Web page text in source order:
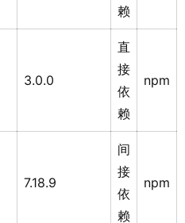
赖
3.0.0
直
接
依
赖
npm
7.18.9
间
接
依
赖
npm